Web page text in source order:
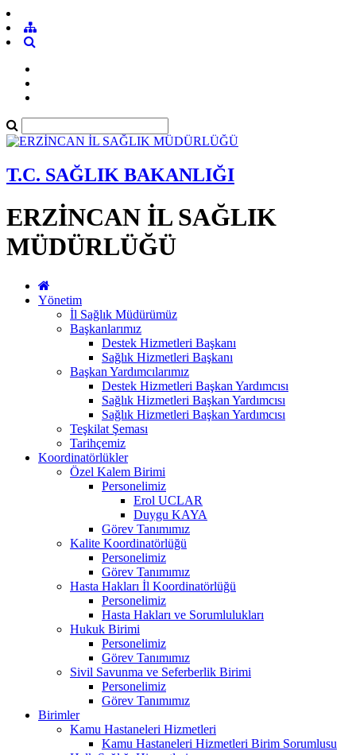
T.C. SAĞLIK BAKANLIĞI
ERZİNCAN İL SAĞLIK
MÜDÜRLÜĞÜ
Yönetim
İl Sağlık Müdürümüz
Başkanlarımız
Destek Hizmetleri Başkanı
Sağlık Hizmetleri Başkanı
Başkan Yardımcılarımız
Destek Hizmetleri Başkan Yardımcısı
Sağlık Hizmetleri Başkan Yardımcısı
Sağlık Hizmetleri Başkan Yardımcısı
Teşkilat Şeması
Tarihçemiz
Koordinatörlükler
Özel Kalem Birimi
Personelimiz
Erol UCLAR
Duygu KAYA
Görev Tanımımız
Kalite Koordinatörlüğü
Personelimiz
Görev Tanımımız
Hasta Hakları İl Koordinatörlüğü
Personelimiz
Hasta Hakları ve Sorumlulukları
Hukuk Birimi
Personelimiz
Görev Tanımımız
Sivil Savunma ve Seferberlik Birimi
Personelimiz
Görev Tanımımız
Birimler
Kamu Hastaneleri Hizmetleri
Kamu Hastaneleri Hizmetleri Birim Sorumlusu